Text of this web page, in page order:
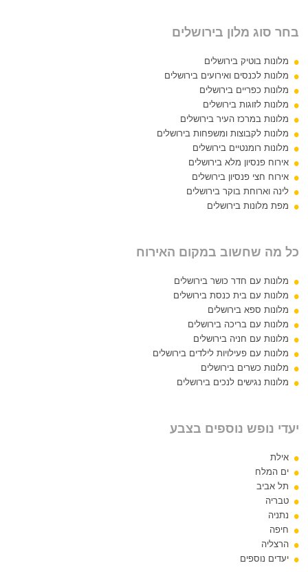
בחר סוג מלון בירושלים
מלונות בוטיק בירושלים
מלונות לכנסים ואירועים בירושלים
מלונות כפריים בירושלים
מלונות לזוגות בירושלים
מלונות במרכז העיר בירושלים
מלונות לקבוצות ומשפחות בירושלים
מלונות רומנטיים בירושלים
אירוח פנסיון מלא בירושלים
אירוח חצי פנסיון בירושלים
לינה וארוחת בוקר בירושלים
מפת מלונות בירושלים
כל מה שחשוב במקום האירוח
מלונות עם חדר כושר בירושלים
מלונות עם בית כנסת בירושלים
מלונות ספא בירושלים
מלונות עם בריכה בירושלים
מלונות עם חניה בירושלים
מלונות עם פעילויות לילדים בירושלים
מלונות כשרים בירושלים
מלונות נגישים לנכים בירושלים
יעדי נופש נוספים בצבע
אילת
ים המלח
תל אביב
טבריה
נתניה
חיפה
הרצליה
יעדים נוספים